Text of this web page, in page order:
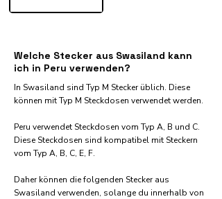
Welche Stecker aus Swasiland kann
ich in Peru verwenden?
In Swasiland sind Typ M Stecker üblich. Diese
können mit Typ M Steckdosen verwendet werden.
Peru verwendet Steckdosen vom Typ A, B und C.
Diese Steckdosen sind kompatibel mit Steckern
vom Typ A, B, C, E, F.
Daher können die folgenden Stecker aus
Swasiland verwenden, solange du innerhalb von